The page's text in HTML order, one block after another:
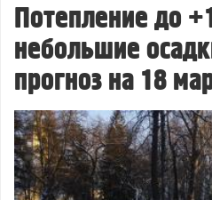
Потепление до
небольшие
прогноз на 18